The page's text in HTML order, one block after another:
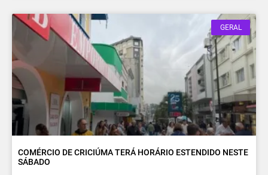
GERAL
COMÉRCIO DE CRICIÚMA TERÁ HORÁRIO ESTENDIDO NESTE
SÁBADO